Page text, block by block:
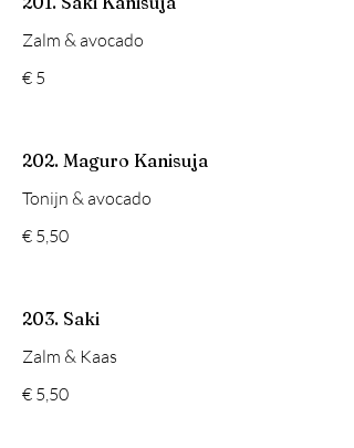
Zalm & avocado
€ 5
202. Maguro Kanisuja
Tonijn & avocado
€ 5,50
203. Saki
Zalm & Kaas
€ 5,50